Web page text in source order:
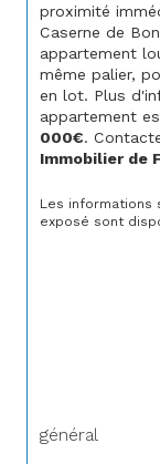
proximité
Caserne de
appartement
même palier,
en lot. Plus
appartement
000€.
Immobilier de
Les informations
exposé sont
général